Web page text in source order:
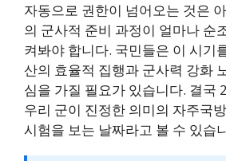
자동으로 권한이 넘어오는 것은
의 군사적 준비 과정이 얼마나 순
켜봐야 합니다. 국민들은 이 시기
산의 효율적 집행과 군사력 강화
심을 가질 필요가 있습니다. 결국
우리 군이 진정한 의미의 자주국
시험을 보는 날짜라고 볼 수 있습